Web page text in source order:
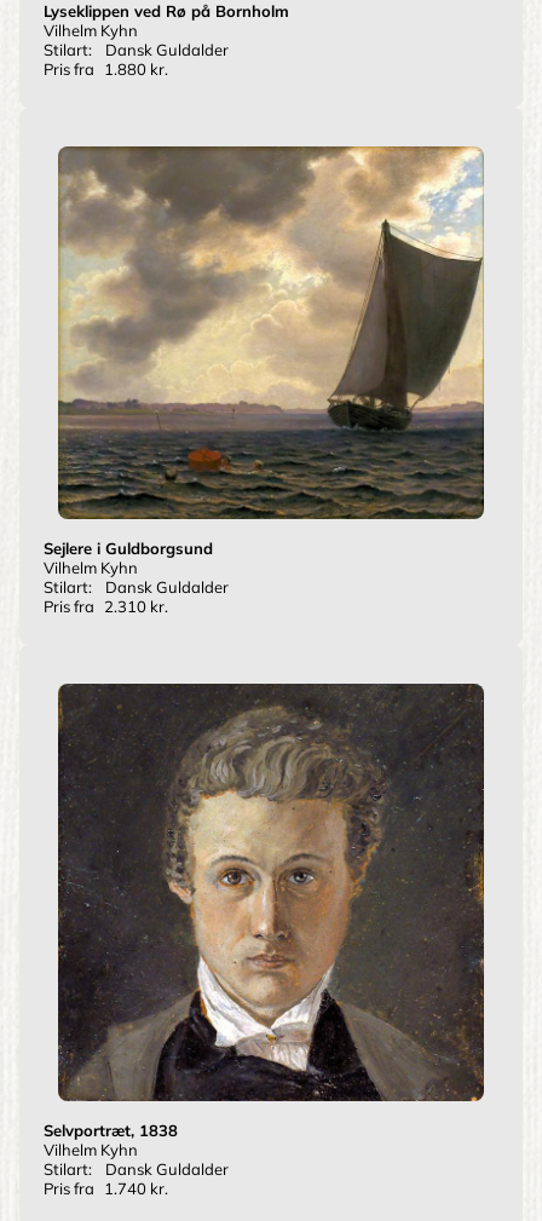
Lyseklippen ved Rø på Bornholm
Vilhelm Kyhn
Stilart:
Dansk Guldalder
Pris fra
1.880 kr.
Sejlere i Guldborgsund
Vilhelm Kyhn
Stilart:
Dansk Guldalder
Pris fra
2.310 kr.
Selvportræt, 1838
Vilhelm Kyhn
Stilart:
Dansk Guldalder
Pris fra
1.740 kr.